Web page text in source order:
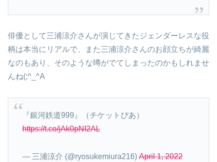
俳優として三浦涼介さんが演じてきたジェンダーレスな役
柄は本当にリアルで、また三浦涼介さんのお顔立ちが綺麗
なのもあり、そのような噂がでてしまったのかもしれませ
んね(;^_^A
『銀河鉄道999』（チケットぴあ）
https://t.co/jAk0pNI2AL
— 三浦涼介 (@ryosukemiura216)April 1, 2022